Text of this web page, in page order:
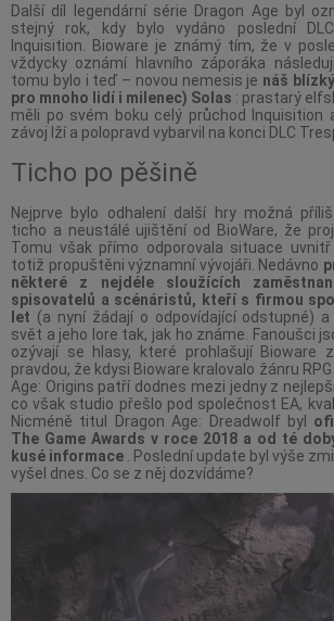
Další díl legendární série Dragon Age byl
stejný rok, kdy bylo vydáno poslední
Inquisition. Bioware je známý tím, že v
vždycky oznámí hlavního záporáka
tomu bylo i teď – novou nemesis je náš
pro mnoho lidí i milenec) Solas : prastarý
měli po svém boku celý průchod Inquisition
závoj lží a polopravd vybarvil na konci DLC
Ticho po pěšině
Nejprve bylo odhalení další hry možná
ticho a neustálé ujištění od BioWare, že
Tomu však přímo odporovala situace
totiž propuštěni významní vývojáři. Nedávno
některé z nejdéle sloužících
spisovatelů a scénáristů, kteří s firmou
let (a nyní žádají o odpovídající odstupné)
svět a jeho lore tak, jak ho známe. Fanoušci
ozývají se hlasy, které prohlašují Bioware
pravdou, že kdysi Bioware kralovalo žánru
Age: Origins patří dodnes mezi jedny z
co však studio přešlo pod společnost EA,
Nicméně titul Dragon Age: Dreadwolf byl
The Game Awards v roce 2018 a od té
kusé informace
. Poslední update byl výše
vyšel dnes. Co se z něj dozvídáme?